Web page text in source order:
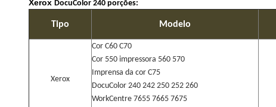
Xerox DocuColor 240 porções:
Tipo Modelo
Xerox
Cor C60 C70
Cor 550 impressora 560 570
Imprensa da cor C75
DocuColor 240 242 250 252 260
WorkCentre 7655 7665 7675